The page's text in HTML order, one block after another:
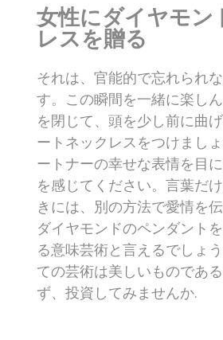
女性にダイヤモン
レスを贈る
それは、官能的で忘れられ
す。この瞬間を一緒に楽し
を閉じて、頭を少し前に曲
ートネックレスをつけましょ
ートナーの幸せな表情を目
を感じてください。言葉だ
きには、別の方法で愛情を
ダイヤモンドのペンダント
る意味芸術と言えるでしょ
ての芸術は美しいものであ
ず、投資してみませんか.